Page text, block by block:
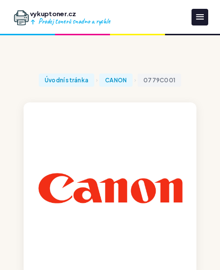
vykuptoner.cz
Prodej tonerů snadno a rychle
Úvodní stránka CANON 0779C001